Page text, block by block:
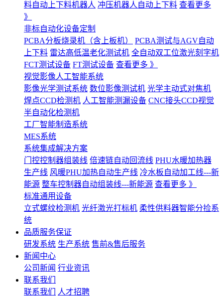
料自动上下料机器人 冲压机器人自动上下料 查看更多
》
非标自动化设备定制
PCBA分板烧录机（含上板机）
PCBA测试与AGV自动
上下料 雷达高低温老化测试机 全自动双工位激光刻字机
FCT测试设备 FT测试设备 查看更多 》
视觉影像人工智能系统
影像光学测试系统 数位影像测试机 光学主动式对焦机
焊点CCD检测机 人工智能测漏设备 CNC接头CCD视觉
半自动化检测机
工厂智能制造系统
MES系统
系统集成解决方案
门控控制器组装线 倍速链自动回流线 PHU水暖加热器
生产线 风暖PHU加热自动生产线 冷水板自动加工线---新
能源 整车控制器自动组装线---新能源 查看更多 》
标准通用设备
立式螺纹检测机 光纤激光打标机 柔性供料器智能分捡系
统
品质服务保证
研发系统 生产系统 售前&售后服务
新闻中心
公司新闻 行业资讯
联系我们
联系我们
人才招聘